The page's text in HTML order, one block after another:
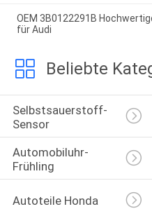
OEM 3B0122291B
für Audi
Beliebte
Selbstsauerstoff-
Sensor
Automobiluhr-
Frühling
Autoteile Honda